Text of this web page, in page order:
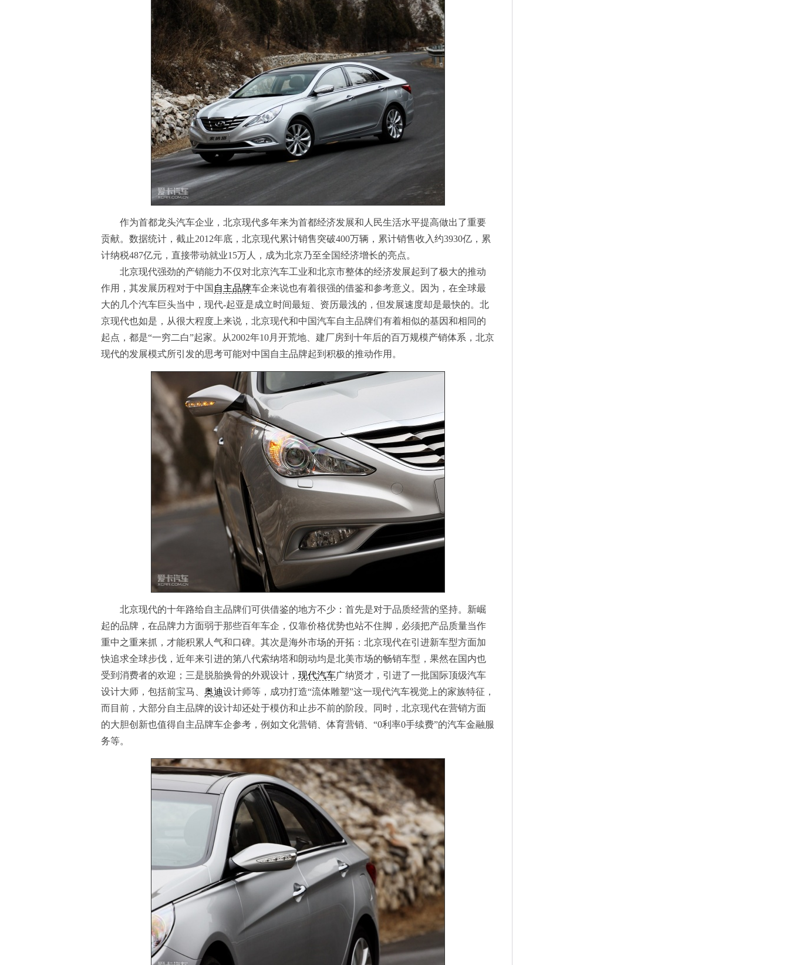
作为首都龙头汽车企业，北京现代多年来为首都经济发展和人民生活水平提高做出了重要
贡献。数据统计，截止2012年底，北京现代累计销售突破400万辆，累计销售收入约3930亿，累
计纳税487亿元，直接带动就业15万人，成为北京乃至全国经济增长的亮点。
北京现代强劲的产销能力不仅对北京汽车工业和北京市整体的经济发展起到了极大的推动
作用，其发展历程对于中国 自主品牌车企来说也有着很强的借鉴和参考意义。因为，在全球最
大的几个汽车巨头当中，现代-起亚是成立时间最短、资历最浅的，但发展速度却是最快的。北
京现代也如是，从很大程度上来说，北京现代和中国汽车自主品牌们有着相似的基因和相同的
起点，都是“一穷二白”起家。从2002年10月开荒地、建厂房到十年后的百万规模产销体系，北京
现代的发展模式所引发的思考可能对中国自主品牌起到积极的推动作用。
北京现代的十年路给自主品牌们可供借鉴的地方不少：首先是对于品质经营的坚持。新崛
起的品牌，在品牌力方面弱于那些百年车企，仅靠价格优势也站不住脚，必须把产品质量当作
重中之重来抓，才能积累人气和口碑。其次是海外市场的开拓：北京现代在引进新车型方面加
快追求全球步伐，近年来引进的第八代索纳塔和朗动均是北美市场的畅销车型，果然在国内也
受到消费者的欢迎；三是脱胎换骨的外观设计， 现代汽车广纳贤才，引进了一批国际顶级汽车
设计大师，包括前宝马、 奥迪设计师等，成功打造“流体雕塑”这一现代汽车视觉上的家族特征，
而目前，大部分自主品牌的设计却还处于模仿和止步不前的阶段。同时，北京现代在营销方面
的大胆创新也值得自主品牌车企参考，例如文化营销、体育营销、“0利率0手续费”的汽车金融服
务等。